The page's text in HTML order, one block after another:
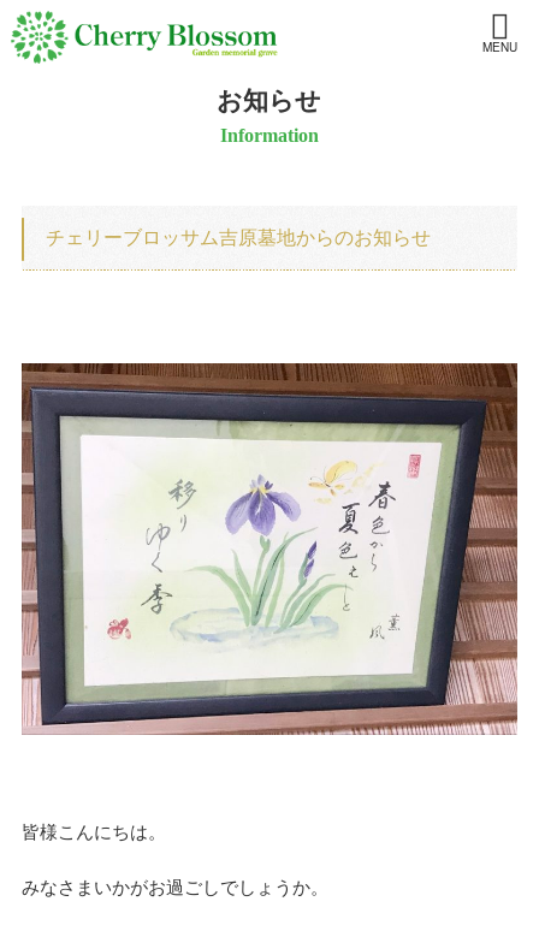
MENU
お知らせ
Information
チェリーブロッサム吉原墓地からのお知らせ
皆様こんにちは。
みなさまいかがお過ごしでしょうか。